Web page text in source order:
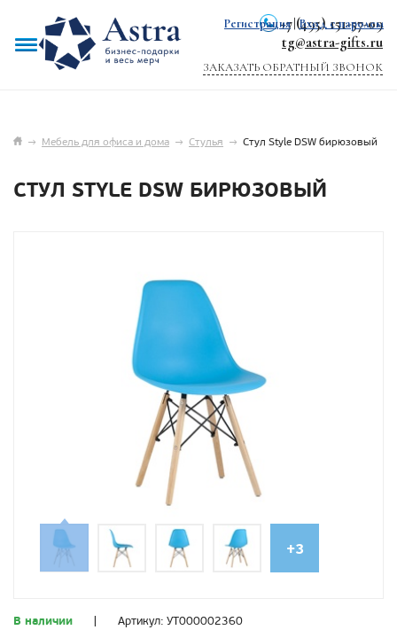
+7 (495) 151-57-09
tg@astra-gifts.ru
ЗАКАЗАТЬ ОБРАТНЫЙ ЗВОНОК
Регистрация Вход с паролем
→ Мебель для офиса и дома → Стулья → Стул Style DSW бирюзовый
СТУЛ STYLE DSW БИРЮЗОВЫЙ
+3
В наличии Артикул: УТ000002360